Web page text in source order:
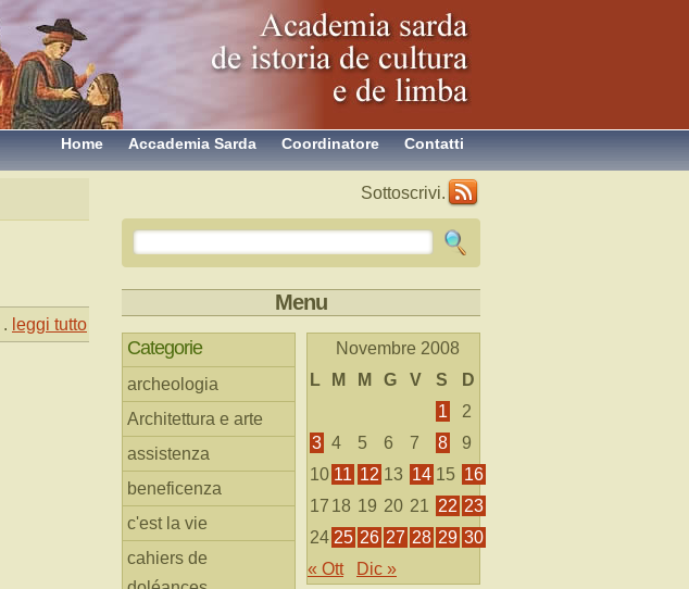
Contatti
Coordinatore
Accademia Sarda
Home
. leggi tutto
Sottoscrivi.
Menu
Categorie
archeologia
Architettura e arte
assistenza
beneficenza
c'est la vie
cahiers de
Novembre 2008
L
M M G V S
D
1
2
3 4 5 6 7 8
9
10 11 12 13 14 15 16
17 18 19 20 21 22 23
24 25 26 27 28 29 30
« Ott
Dic »